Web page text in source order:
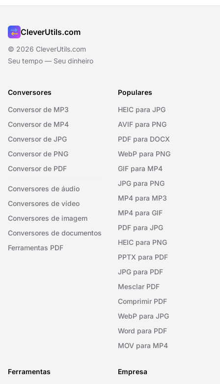
CleverUtils.com
© 2026 CleverUtils.com
Seu tempo — Seu dinheiro
Conversores
Conversor de MP3
Conversor de MP4
Conversor de JPG
Conversor de PNG
Conversor de PDF
Conversores de áudio
Conversores de vídeo
Conversores de imagem
Conversores de documentos
Ferramentas PDF
Populares
HEIC para JPG
AVIF para PNG
PDF para DOCX
WebP para PNG
GIF para MP4
JPG para PNG
MP4 para MP3
MP4 para GIF
PDF para JPG
HEIC para PNG
PPTX para PDF
JPG para PDF
Mesclar PDF
Comprimir PDF
WebP para JPG
Word para PDF
MOV para MP4
Ferramentas Empresa